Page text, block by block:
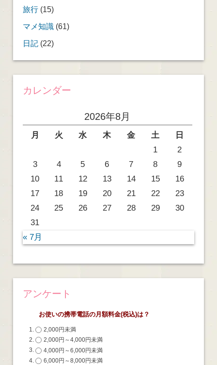
旅行(15)
マメ知識(61)
日記(22)
カレンダー
2026年8月
月 火 水 木 金 土
日
1
2
3
4 5 6 7 8
9
10
11 12 13 14 15
16
17
18 19 20 21 22
23
24
25 26 27 28 29
30
31
« 7月
アンケート
お使いの携帯電話の月額料金(税込)は？
2,000円未満
2,000円～4,000円未満
4,000円～6,000円未満
6,000円～8,000円未満